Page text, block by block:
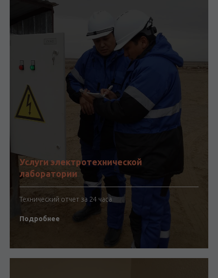
Услуги электротехнической
лаборатории
Технический отчет за 24 часа
Подробнее